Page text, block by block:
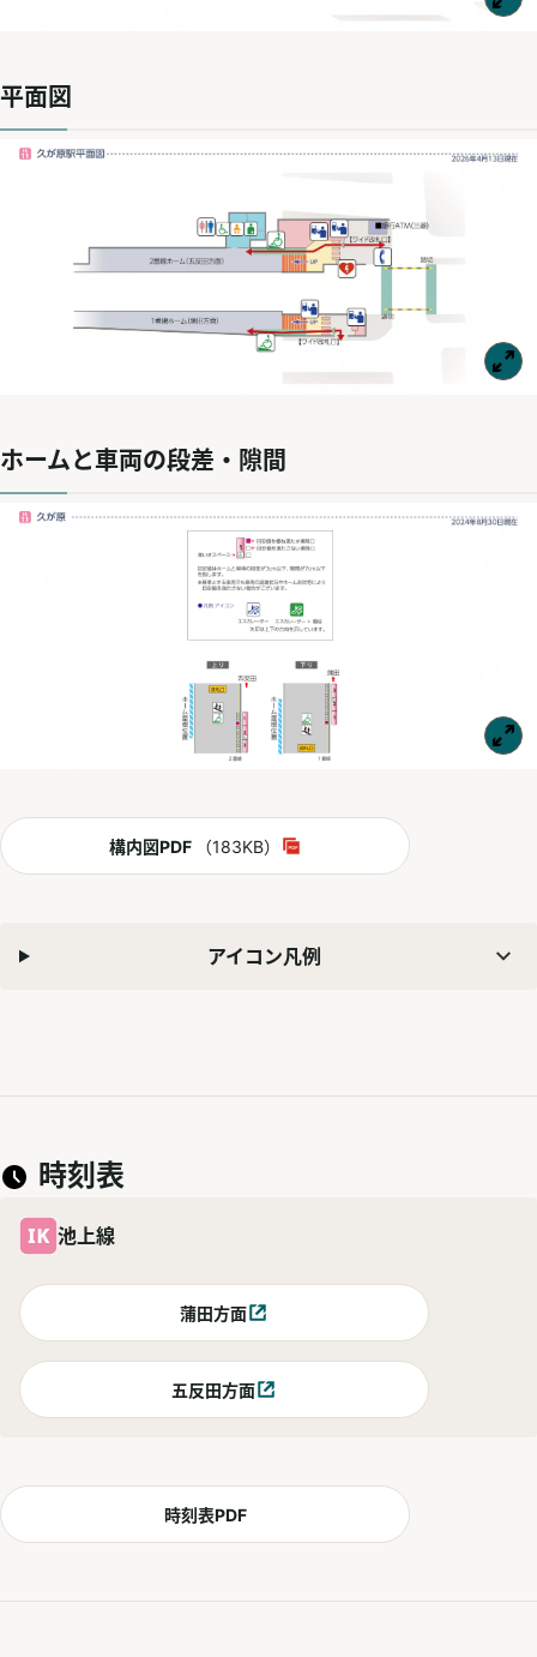
平面図
ホームと車両の段差・隙間
構内図PDF PDF
（183KB）
別ウィンドウで開く
アイコン凡例
時刻表
池上線
蒲田方面別ウィンドウで開く
五反田方面別ウィンドウで開く
時刻表PDF